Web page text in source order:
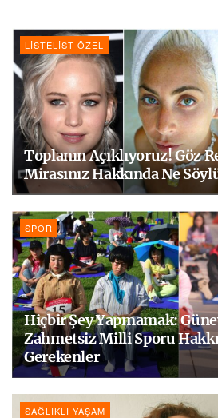
LISTELIST ÖZEL
Toplanın Açıklıyoruz! Göz
Mirasınız Hakkında Ne
SPOR
Hiçbir Şey Yapmamak:
Zahmetsiz Milli Sporu
Gerekenler
SAĞLIKLI YAŞAM